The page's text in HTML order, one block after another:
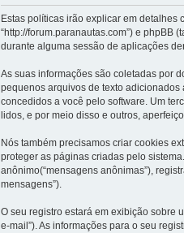
Estas políticas irão explicar em detalhes
“http://forum.paranautas.com”) e phpBB
durante alguma sessão de aplicações
As suas informações são coletadas por
pequenos arquivos de texto adicionados
concedidos a você pelo software. Um
lidos, e por meio disso e outros,
Nós também precisamos criar cookies
proteger as páginas criadas pelo
anônimo(“mensagens anônimas”),
mensagens”).
O seu registro estará em exibição sobre
e-mail”). As informações para o seu